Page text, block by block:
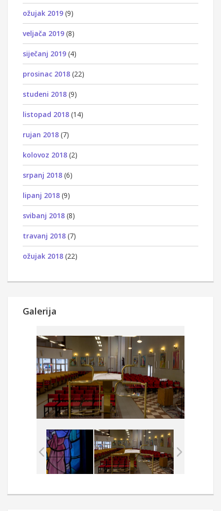
ožujak 2019 (9)
veljača 2019 (8)
siječanj 2019 (4)
prosinac 2018 (22)
studeni 2018 (9)
listopad 2018 (14)
rujan 2018 (7)
kolovoz 2018 (2)
srpanj 2018 (6)
lipanj 2018 (9)
svibanj 2018 (8)
travanj 2018 (7)
ožujak 2018 (22)
Galerija